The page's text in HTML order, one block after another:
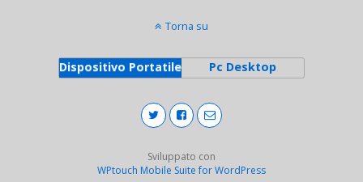
Torna su
Dispositivo Portatile Pc Desktop
Sviluppato con
WPtouch Mobile Suite for WordPress